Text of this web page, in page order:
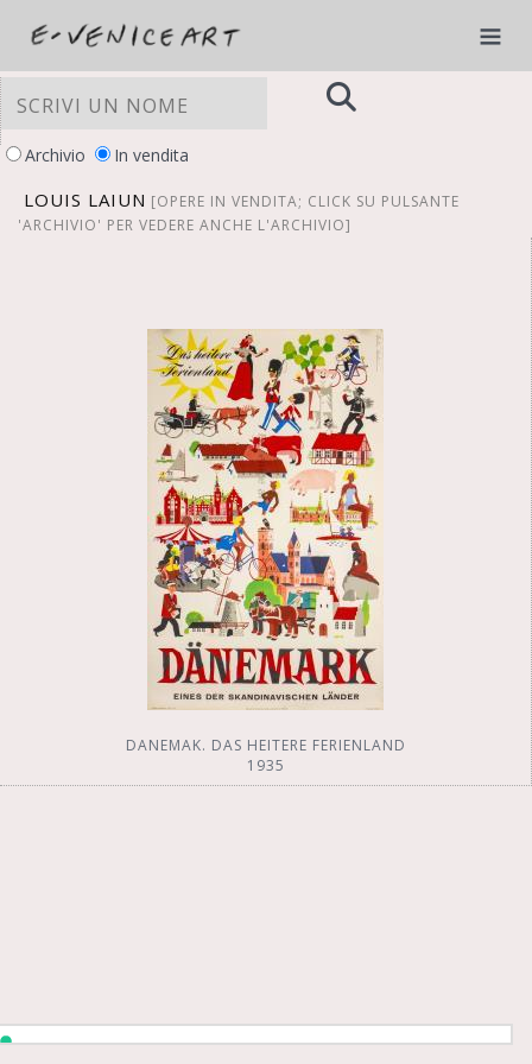
Archivio In vendita
LOUIS LAIUN [OPERE IN VENDITA; CLICK SU PULSANTE
'ARCHIVIO' PER VEDERE ANCHE L'ARCHIVIO]
DANEMAK. DAS HEITERE FERIENLAND
1935